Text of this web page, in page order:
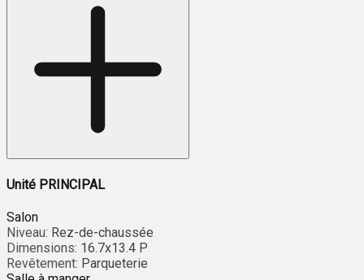
Unité PRINCIPAL
Salon
Niveau: Rez-de-chaussée
Dimensions: 16.7x13.4 P
Revêtement: Parqueterie